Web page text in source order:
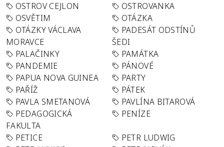
OSTROV CEJLON
OSTROVANKA
OSVĚTIM
OTÁZKA
OTÁZKY VÁCLAVA
MORAVCE
PADESÁT ODSTÍNŮ
ŠEDI
PALAČINKY
PAMÁTKA
PANDEMIE
PÁNOVÉ
PAPUA NOVA GUINEA
PARTY
PAŘÍŽ
PÁTEK
PAVLA SMETANOVÁ
PAVLÍNA BITAROVÁ
PEDAGOGICKÁ
FAKULTA
PENÍZE
PETICE
PETR LUDWIG